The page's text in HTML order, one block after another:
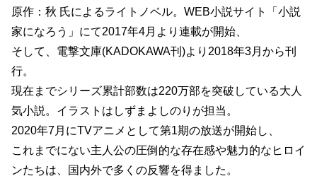
原作：秋 氏によるライトノベル。WEB小説サイト「小説
家になろう」にて2017年4月より連載が開始、
そして、電撃文庫(KADOKAWA刊)より2018年3月から刊
行。
現在までシリーズ累計部数は220万部を突破している大人
気小説。イラストはしずまよしのりが担当。
2020年7月にTVアニメとして第1期の放送が開始し、
これまでにない主人公の圧倒的な存在感や魅力的なヒロイ
ンたちは、国内外で多くの反響を得ました。